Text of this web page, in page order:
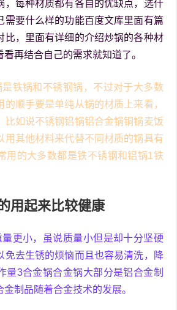
，每种材质都有各自的优缺点，选什
需要什么样的功能百度文库里面有篇
比，里面有详细的介绍炒锅的各种材
再结合自己的需求就知道了。
铁锅和不锈钢锅，不过对于大多数
的顺手要是单纯从锅的材质上来看，
比如说不锈钢铝锅铝合金锅铜锅麦饭
用其他材料来代替不同材质的锅具有
用的大多数都是铁不锈钢和铝锅1铁
用起来比较健康
更小，虽说质量小但是却十分坚硬
免去生锈的烦恼而且也容易清洗，降
量3合金锅合金锅大部分是铝合金制
制品随着合金技术的发展。